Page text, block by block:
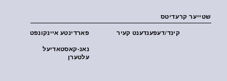
שטייער קרעדיטס
פארדינטע איינקונפט קינד/דעפענדענט קעיר
נאנ-קאסטאדיעל
עלטערן